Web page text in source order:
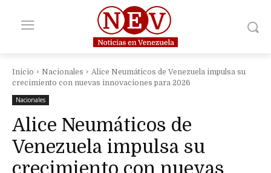
Inicio Nacionales
Alice Neumáticos de Venezuela impulsa su
crecimiento con nuevas innovaciones para 2026
Nacionales
Alice Neumáticos de
Venezuela impulsa su
crecimiento con nuevas